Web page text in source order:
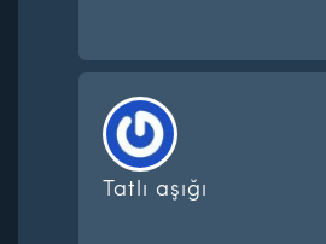
Tatlı aşığı